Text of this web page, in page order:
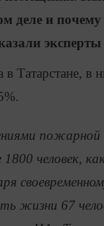
деле и
Татарстане, в
человек,
жизни 67